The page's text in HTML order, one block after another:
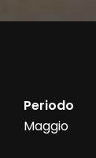
Periodo
Maggio